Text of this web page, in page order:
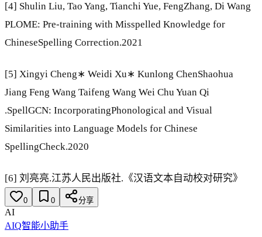
[4] Shulin Liu, Tao Yang, Tianchi Yue, FengZhang, Di Wang
PLOME: Pre-training with Misspelled Knowledge for
ChineseSpelling Correction.2021
[5] Xingyi Cheng∗ Weidi Xu∗ Kunlong ChenShaohua
Jiang Feng Wang Taifeng Wang Wei Chu Yuan Qi
.SpellGCN: IncorporatingPhonological and Visual
Similarities into Language Models for Chinese
SpellingCheck.2020
[6] 刘亮亮.江苏人民出版社.《汉语文本自动校对研究》
0 0 分享
AI
AIQ智能小助手